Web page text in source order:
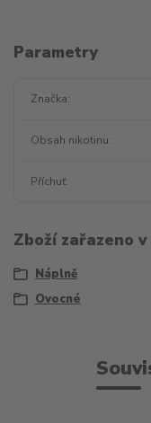
Parametry
Značka
Obsah nikotinu
Příchuť
Zboží zařazeno
Náplně
Ovocné